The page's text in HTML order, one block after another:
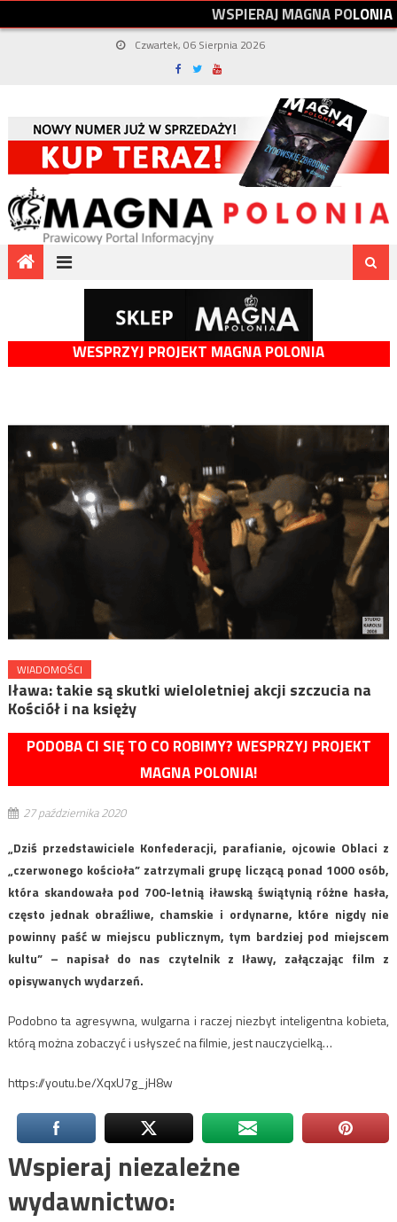
WSPIERAJMAGNAPOLONIA
Czwartek, 06 Sierpnia 2026
WESPRZYJ PROJEKT MAGNA POLONIA
WIADOMOŚCI
Iława: takie są skutki wieloletniej akcji szczucia na
Kościół i na księży
PODOBA CI SIĘ TO CO ROBIMY? WESPRZYJ PROJEKT
MAGNA POLONIA!
27 października 2020
„Dziś przedstawiciele Konfederacji, parafianie, ojcowie Oblaci z
„czerwonego kościoła” zatrzymali grupę liczącą ponad 1000 osób,
która skandowała pod 700-letnią iławską świątynią różne hasła,
często jednak obraźliwe, chamskie i ordynarne, które nigdy nie
powinny paść w miejscu publicznym, tym bardziej pod miejscem
kultu” – napisał do nas czytelnik z Iławy, załączając film z
opisywanych wydarzeń.
Podobno ta agresywna, wulgarna i raczej niezbyt inteligentna kobieta,
którą można zobaczyć i usłyszeć na filmie, jest nauczycielką…
https://youtu.be/XqxU7g_jH8w
Wspieraj niezależne
wydawnictwo: